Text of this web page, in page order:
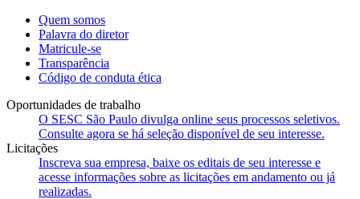
Quem somos
Palavra do diretor
Matricule-se
Transparência
Código de conduta ética
Oportunidades de trabalho
O SESC São Paulo divulga online seus processos seletivos.
Consulte agora se há seleção disponível de seu interesse.
Licitações
Inscreva sua empresa, baixe os editais de seu interesse e
acesse informações sobre as licitações em andamento ou já
realizadas.